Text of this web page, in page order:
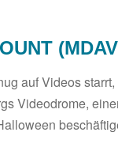
auf Videos
Videodrome,